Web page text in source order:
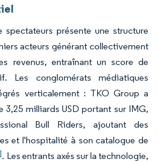
présente une structure
acteurs générant collectivement
revenus, entraînant un score de
Les conglomérats médiatiques
verticalement : TKO Group a
3,25 milliards USD portant sur IMG,
Bull Riders, ajoutant des
et l'hospitalité à son catalogue de
. Les entrants axés sur la technologie,